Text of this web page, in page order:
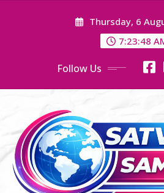
Thursday, 6
7:23:49
Follow Us